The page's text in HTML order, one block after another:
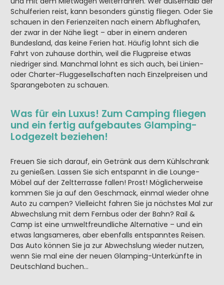
Schulferien reist, kann besonders günstig fliegen. Oder Sie
schauen in den Ferienzeiten nach einem Abflughafen,
der zwar in der Nähe liegt – aber in einem anderen
Bundesland, das keine Ferien hat. Häufig lohnt sich die
Fahrt von zuhause dorthin, weil die Flugpreise etwas
niedriger sind. Manchmal lohnt es sich auch, bei Linien-
oder Charter-Fluggesellschaften nach Einzelpreisen und
Sparangeboten zu schauen.
Was für ein Luxus! Zum Camping fliegen
und ein fertig aufgebautes Glamping-
Lodgezelt beziehen!
Freuen Sie sich darauf, ein Getränk aus dem Kühlschrank
zu genießen. Lassen Sie sich entspannt in die Lounge-
Möbel auf der Zeltterrasse fallen! Prost! Möglicherweise
kommen Sie ja auf den Geschmack, einmal wieder ohne
Auto zu campen? Vielleicht fahren Sie ja nächstes Mal zur
Abwechslung mit dem Fernbus oder der Bahn? Rail &
Camp ist eine umweltfreundliche Alternative – und ein
etwas langsameres, aber ebenfalls entspanntes Reisen.
Das Auto können Sie ja zur Abwechslung wieder nutzen,
wenn Sie mal eine der neuen Glamping-Unterkünfte in
Deutschland buchen…